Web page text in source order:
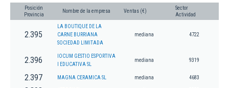
Posición
Provincia
Nombre de la empresa Ventas (€)
Sector
Actividad
2.395
LA BOUTIQUE DE LA
CARNE BURRIANA
SOCIEDAD LIMITADA
mediana 4722
2.396
IOCUM GESTIO ESPORTIVA
I EDUCATIVA SL
mediana 9319
2.397 MAGNA CERAMICA SL mediana 4683